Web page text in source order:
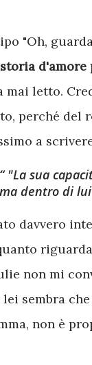
"Oh,
mai letto.
perché del
a
"La sua
ma dentro di
davvero
non mi
lei sembra
non è